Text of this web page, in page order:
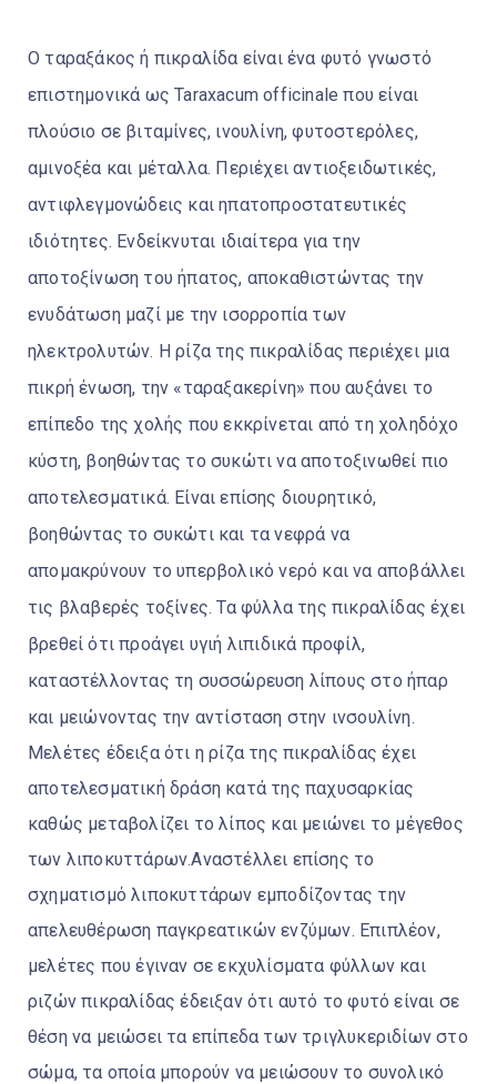
Ο ταραξάκος ή πικραλίδα είναι ένα φυτό γνωστό
επιστημονικά ως Taraxacum officinale που είναι
πλούσιο σε βιταμίνες, ινουλίνη, φυτοστερόλες,
αμινοξέα και μέταλλα. Περιέχει αντιοξειδωτικές,
αντιφλεγμονώδεις και ηπατοπροστατευτικές
ιδιότητες. Ενδείκνυται ιδιαίτερα για την
αποτοξίνωση του ήπατος, αποκαθιστώντας την
ενυδάτωση μαζί με την ισορροπία των
ηλεκτρολυτών. Η ρίζα της πικραλίδας περιέχει μια
πικρή ένωση, την «ταραξακερίνη» που αυξάνει το
επίπεδο της χολής που εκκρίνεται από τη χοληδόχο
κύστη, βοηθώντας το συκώτι να αποτοξινωθεί πιο
αποτελεσματικά. Είναι επίσης διουρητικό,
βοηθώντας το συκώτι και τα νεφρά να
απομακρύνουν το υπερβολικό νερό και να αποβάλλει
τις βλαβερές τοξίνες. Τα φύλλα της πικραλίδας έχει
βρεθεί ότι προάγει υγιή λιπιδικά προφίλ,
καταστέλλοντας τη συσσώρευση λίπους στο ήπαρ
και μειώνοντας την αντίσταση στην ινσουλίνη.
Μελέτες έδειξα ότι η ρίζα της πικραλίδας έχει
αποτελεσματική δράση κατά της παχυσαρκίας
καθώς μεταβολίζει το λίπος και μειώνει το μέγεθος
των λιποκυττάρων.Αναστέλλει επίσης το
σχηματισμό λιποκυττάρων εμποδίζοντας την
απελευθέρωση παγκρεατικών ενζύμων. Επιπλέον,
μελέτες που έγιναν σε εκχυλίσματα φύλλων και
ριζών πικραλίδας έδειξαν ότι αυτό το φυτό είναι σε
θέση να μειώσει τα επίπεδα των τριγλυκεριδίων στο
σώμα, τα οποία μπορούν να μειώσουν το συνολικό